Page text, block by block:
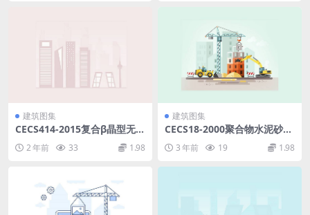
建筑图集
CECS414-2015复合β晶型无规
工程技术规程.rar
2 年前 33 1.98
建筑图集
CECS18-2000聚合物水泥砂浆
3 年前 19 1.98